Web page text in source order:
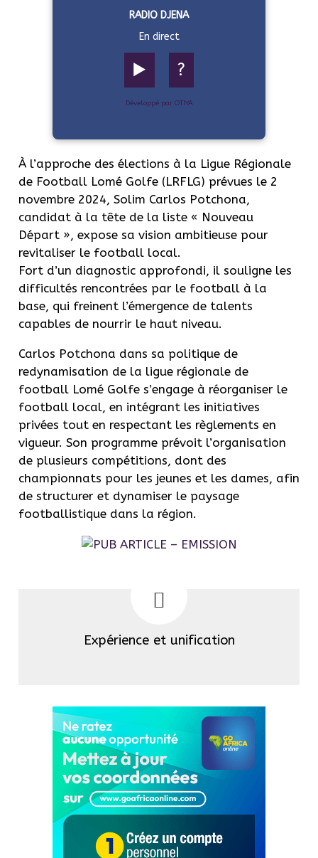
RADIO DJENA
En direct
▶️ ?
Développé par OTIYA
À l’approche des élections à la Ligue Régionale
de Football Lomé Golfe (LRFLG) prévues le 2
novembre 2024, Solim Carlos Potchona,
candidat à la tête de la liste « Nouveau
Départ », expose sa vision ambitieuse pour
revitaliser le football local.
Fort d’un diagnostic approfondi, il souligne les
difficultés rencontrées par le football à la
base, qui freinent l’émergence de talents
capables de nourrir le haut niveau.
Carlos Potchona dans sa politique de
redynamisation de la ligue régionale de
football Lomé Golfe s’engage à réorganiser le
football local, en intégrant les initiatives
privées tout en respectant les règlements en
vigueur. Son programme prévoit l’organisation
de plusieurs compétitions, dont des
championnats pour les jeunes et les dames, afin
de structurer et dynamiser le paysage
footballistique dans la région.
Expérience et unification